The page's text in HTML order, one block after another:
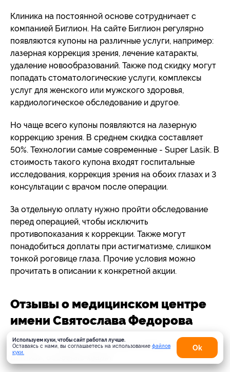
Клиника на постоянной основе сотрудничает с
компанией Биглион. На сайте Биглион регулярно
появляются купоны на различные услуги, например:
лазерная коррекция зрения, лечение катаракты,
удаление новообразований. Также под скидку могут
попадать стоматологические услуги, комплексы
услуг для женского или мужского здоровья,
кардиологическое обследование и другое.
Но чаще всего купоны появляются на лазерную
коррекцию зрения. В среднем скидка составляет
50%. Технологии самые современные - Super Lasik. В
стоимость такого купона входят госпитальные
исследования, коррекция зрения на обоих глазах и 3
консультации с врачом после операции.
За отдельную оплату нужно пройти обследование
перед операцией, чтобы исключить
противопоказания к коррекции. Также могут
понадобиться доплаты при астигматизме, слишком
тонкой роговице глаза. Прочие условия можно
прочитать в описании к конкретной акции.
Отзывы о медицинском центре
имени Святослава Федорова
Пациенты клиники, посетившие клинику по купонам
Биглион, особенно хвалят:
Используем куки, чтобы сайт работал лучше.
Оставаясь с нами, вы соглашаетесь на использование файлов
куки.
Оk